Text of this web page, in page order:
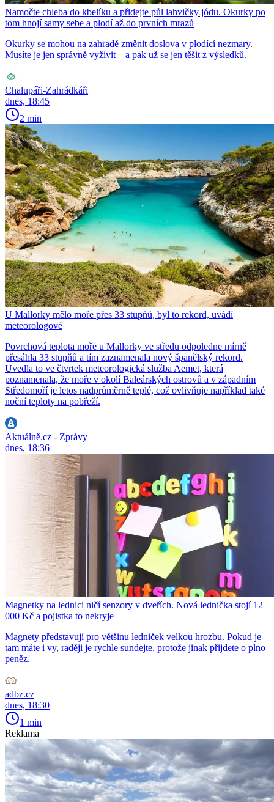
Namočte chleba do kbelíku a přidejte půl lahvičky jódu. Okurky po
tom hnojí samy sebe a plodí až do prvních mrazů
Okurky se mohou na zahradě změnit doslova v plodící nezmary.
Musíte je jen správně vyživit – a pak už se jen těšit z výsledků.
Chalupáři-Zahrádkáři
dnes, 18:45
2 min
U Mallorky mělo moře přes 33 stupňů, byl to rekord, uvádí
meteorologové
Povrchová teplota moře u Mallorky ve středu odpoledne mírně
přesáhla 33 stupňů a tím zaznamenala nový španělský rekord.
Uvedla to ve čtvrtek meteorologická služba Aemet, která
poznamenala, že moře v okolí Baleárských ostrovů a v západním
Středomoří je letos nadprůměrně teplé, což ovlivňuje například také
noční teploty na pobřeží.
Aktuálně.cz - Zprávy
dnes, 18:36
Magnetky na lednici ničí senzory v dveřích. Nová lednička stojí 12
000 Kč a pojistka to nekryje
Magnety představují pro většinu ledniček velkou hrozbu. Pokud je
tam máte i vy, raději je rychle sundejte, protože jinak přijdete o plno
peněz.
adbz.cz
dnes, 18:30
1 min
Reklama